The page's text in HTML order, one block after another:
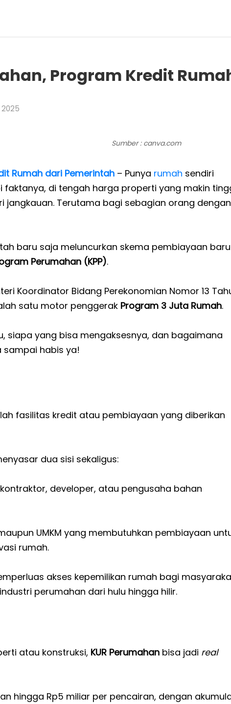
Program Kredit
Sumber : canva.com
Rumah dari Pemerintah – Punya rumah sendiri
di tengah harga properti yang makin
jangkauan. Terutama bagi sebagian orang dengan
baru saja meluncurkan skema pembiayaan baru
Perumahan (KPP).
Koordinator Bidang Perekonomian Nomor 13
satu motor penggerak Program 3 Juta Rumah.
siapa yang bisa mengaksesnya, dan bagaimana
sampai habis ya!
fasilitas kredit atau pembiayaan yang diberikan
dua sisi sekaligus:
developer, atau pengusaha bahan
UMKM yang membutuhkan pembiayaan
rumah.
akses kepemilikan rumah bagi
perumahan dari hulu hingga hilir.
atau konstruksi, KUR Perumahan bisa jadi real
hingga Rp5 miliar per pencairan, dengan